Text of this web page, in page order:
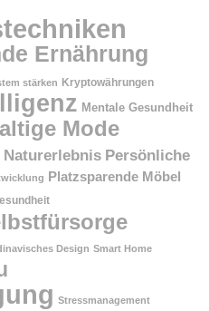
Ernährung
stärken Kryptowährungen
Mentale Gesundheit
Mode
Naturerlebnis Persönliche
Platzsparende Möbel
Design Smart Home
Stressmanagement